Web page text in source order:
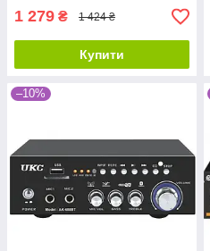
1 279 ₴ 1 424 ₴
Купити
–10%